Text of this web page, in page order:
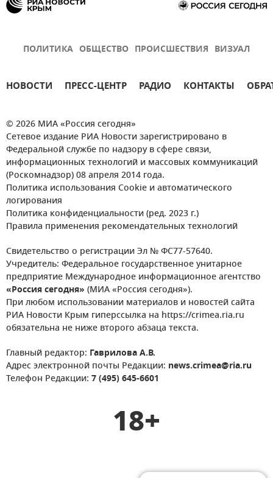
ПОЛИТИКА ОБЩЕСТВО ПРОИСШЕСТВИЯ ВИЗУАЛ
НОВОСТИ ПРЕСС-ЦЕНТР РАДИО КОНТАКТЫ
© 2026 МИА «Россия сегодня»
Сетевое издание РИА Новости зарегистрировано в
Федеральной службе по надзору в сфере связи,
информационных технологий и массовых коммуникаций
(Роскомнадзор) 08 апреля 2014 года.
Политика использования Cookie и автоматического
логирования
Политика конфиденциальности (ред. 2023 г.)
Правила применения рекомендательных технологий
Свидетельство о регистрации Эл № ФС77-57640.
Учредитель: Федеральное государственное унитарное
предприятие Международное информационное агентство
«Россия сегодня» (МИА «Россия сегодня»).
При любом использовании материалов и новостей сайта
РИА Новости Крым гиперссылка на https://crimea.ria.ru
обязательна не ниже второго абзаца текста.
Главный редактор: Гаврилова А.В.
Адрес электронной почты Редакции: news.crimea@ria.ru
Телефон Редакции: 7 (495) 645-6601
18+